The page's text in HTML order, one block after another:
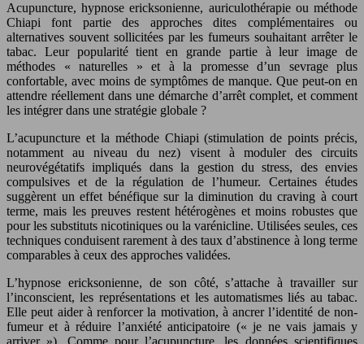
Acupuncture, hypnose ericksonienne, auriculothérapie ou méthode
Chiapi font partie des approches dites complémentaires ou
alternatives souvent sollicitées par les fumeurs souhaitant arrêter le
tabac. Leur popularité tient en grande partie à leur image de
méthodes « naturelles » et à la promesse d’un sevrage plus
confortable, avec moins de symptômes de manque. Que peut-on en
attendre réellement dans une démarche d’arrêt complet, et comment
les intégrer dans une stratégie globale ?
L’acupuncture et la méthode Chiapi (stimulation de points précis,
notamment au niveau du nez) visent à moduler des circuits
neurovégétatifs impliqués dans la gestion du stress, des envies
compulsives et de la régulation de l’humeur. Certaines études
suggèrent un effet bénéfique sur la diminution du craving à court
terme, mais les preuves restent hétérogènes et moins robustes que
pour les substituts nicotiniques ou la varénicline. Utilisées seules, ces
techniques conduisent rarement à des taux d’abstinence à long terme
comparables à ceux des approches validées.
L’hypnose ericksonienne, de son côté, s’attache à travailler sur
l’inconscient, les représentations et les automatismes liés au tabac.
Elle peut aider à renforcer la motivation, à ancrer l’identité de non-
fumeur et à réduire l’anxiété anticipatoire (« je ne vais jamais y